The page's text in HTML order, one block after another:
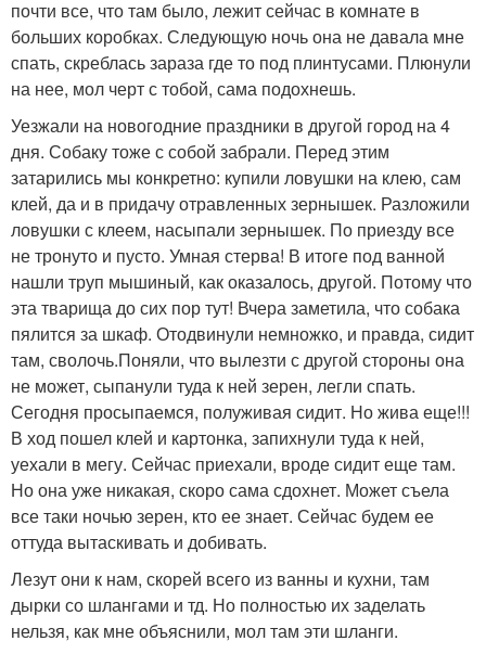
почти все, что там было, лежит сейчас в комнате в
больших коробках. Следующую ночь она не давала мне
спать, скреблась зараза где то под плинтусами. Плюнули
на нее, мол черт с тобой, сама подохнешь.
Уезжали на новогодние праздники в другой город на 4
дня. Собаку тоже с собой забрали. Перед этим
затарились мы конкретно: купили ловушки на клею, сам
клей, да и в придачу отравленных зернышек. Разложили
ловушки с клеем, насыпали зернышек. По приезду все
не тронуто и пусто. Умная стерва! В итоге под ванной
нашли труп мышиный, как оказалось, другой. Потому что
эта тварища до сих пор тут! Вчера заметила, что собака
пялится за шкаф. Отодвинули немножко, и правда, сидит
там, сволочь.Поняли, что вылезти с другой стороны она
не может, сыпанули туда к ней зерен, легли спать.
Сегодня просыпаемся, полуживая сидит. Но жива еще!!!
В ход пошел клей и картонка, запихнули туда к ней,
уехали в мегу. Сейчас приехали, вроде сидит еще там.
Но она уже никакая, скоро сама сдохнет. Может съела
все таки ночью зерен, кто ее знает. Сейчас будем ее
оттуда вытаскивать и добивать.
Лезут они к нам, скорей всего из ванны и кухни, там
дырки со шлангами и тд. Но полностью их заделать
нельзя, как мне объяснили, мол там эти шланги.